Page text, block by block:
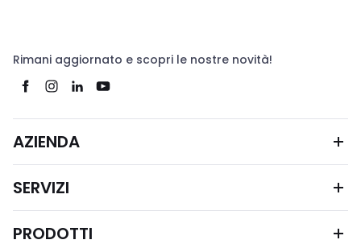
Rimani aggiornato e scopri le nostre novità!
AZIENDA
SERVIZI
PRODOTTI